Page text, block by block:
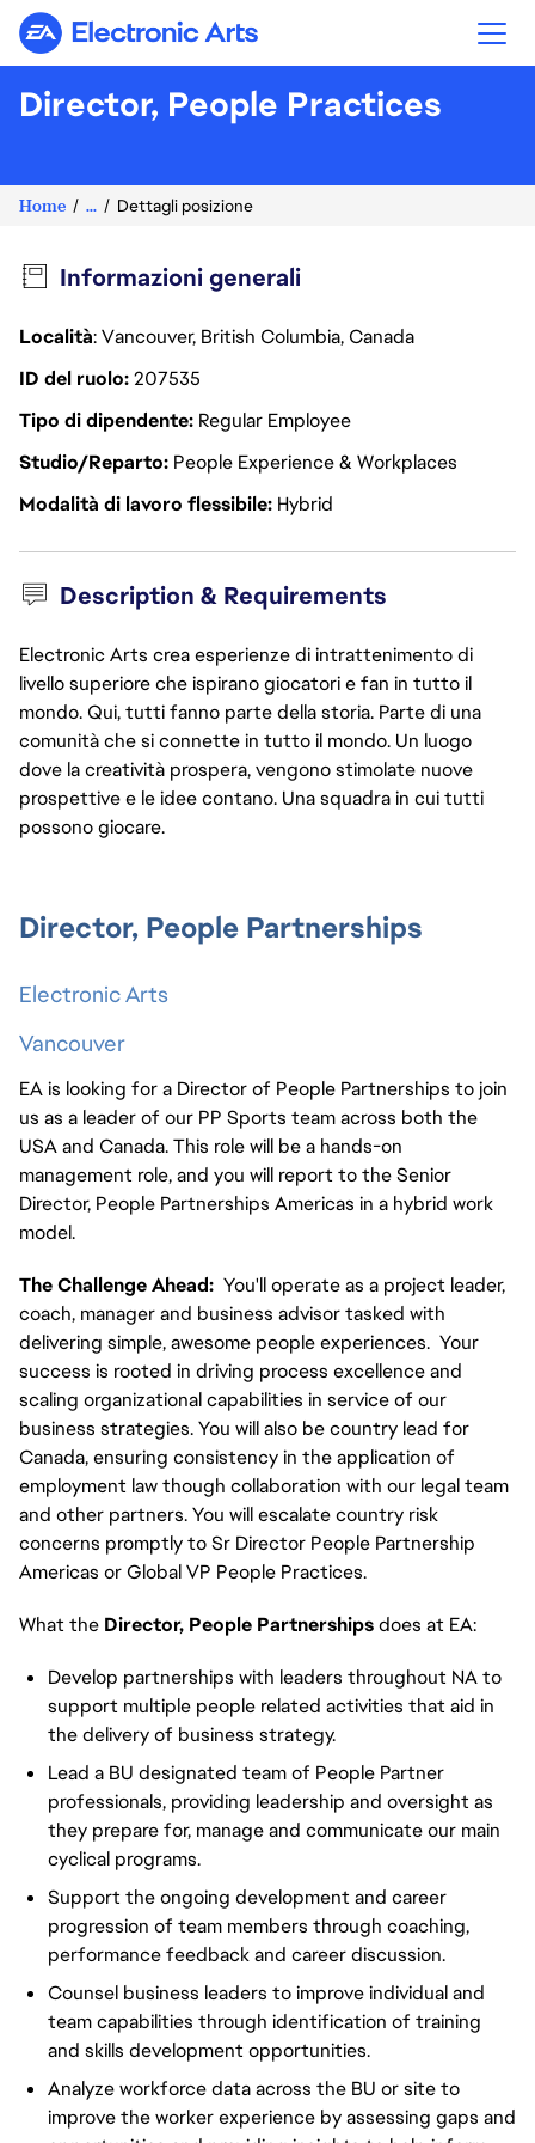
Electronic Arts
Director, People Practices
Home ... Dettagli posizione
Informazioni generali
Località: Vancouver, British Columbia, Canada
ID del ruolo207535
Tipo di dipendente Regular Employee
Studio/Reparto People Experience & Workplaces
Modalità di lavoro flessibile Hybrid
Description & Requirements
Electronic Arts crea esperienze di intrattenimento di
livello superiore che ispirano giocatori e fan in tutto il
mondo. Qui, tutti fanno parte della storia. Parte di una
comunità che si connette in tutto il mondo. Un luogo
dove la creatività prospera, vengono stimolate nuove
prospettive e le idee contano. Una squadra in cui tutti
possono giocare.
Director, People Partnerships
Electronic Arts
Vancouver
EA is looking for a Director of People Partnerships to join
us as a leader of our PP Sports team across both the
USA and Canada. This role will be a hands-on
management role, and you will report to the Senior
Director, People Partnerships Americas in a hybrid work
model.
The Challenge Ahead: You'll operate as a project leader,
coach, manager and business advisor tasked with
delivering simple, awesome people experiences. Your
success is rooted in driving process excellence and
scaling organizational capabilities in service of our
business strategies. You will also be country lead for
Canada, ensuring consistency in the application of
employment law though collaboration with our legal team
and other partners. You will escalate country risk
concerns promptly to Sr Director People Partnership
Americas or Global VP People Practices.
What the Director, People Partnershipsdoes at EA:
Develop partnerships with leaders throughout NA to
support multiple people related activities that aid in
the delivery of business strategy.
Lead a BU designated team of People Partner
professionals, providing leadership and oversight as
they prepare for, manage and communicate our main
cyclical programs.
Support the ongoing development and career
progression of team members through coaching,
performance feedback and career discussion.
Counsel business leaders to improve individual and
team capabilities through identification of training
and skills development opportunities.
Analyze workforce data across the BU or site to
improve the worker experience by assessing gaps and